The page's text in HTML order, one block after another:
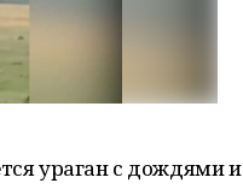
ураган с дождями и